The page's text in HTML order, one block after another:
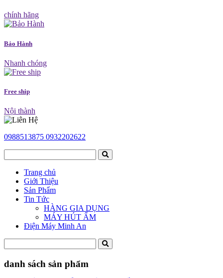
chính hãng
Bảo Hành
Nhanh chóng
Free ship
Nội thành
0988513875 0932202622
Trang chủ
Giới Thiệu
Sản Phẩm
Tin Tức
HÀNG GIA DỤNG
MÁY HÚT ẨM
Điện Máy Minh An
danh sách sản phẩm